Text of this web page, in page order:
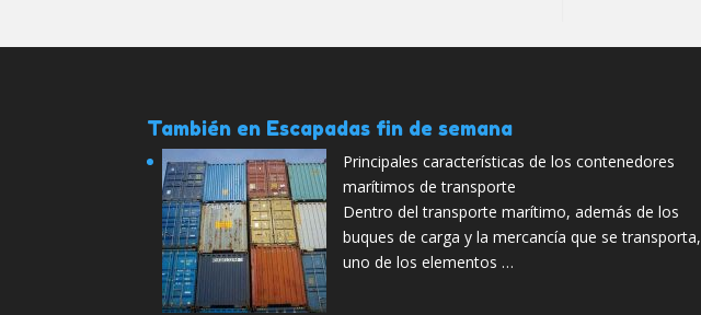
También en Escapadas fin de semana
Principales características de los contenedores
marítimos de transporte
Dentro del transporte marítimo, además de los
buques de carga y la mercancía que se transporta,
uno de los elementos …